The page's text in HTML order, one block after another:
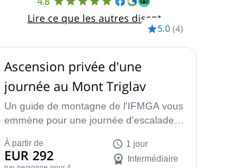
Lire ce que les autres disent
5.0 (4)
Ascension privée d'une
journée au Mont Triglav
Un guide de montagne de l'IFMGA vous
emmène pour une journée d'escalade
les voies d'escalade de la vallée de
Krma ou de la vallée de Vrata.
À partir de
EUR 292
1 jour
Intermédiaire